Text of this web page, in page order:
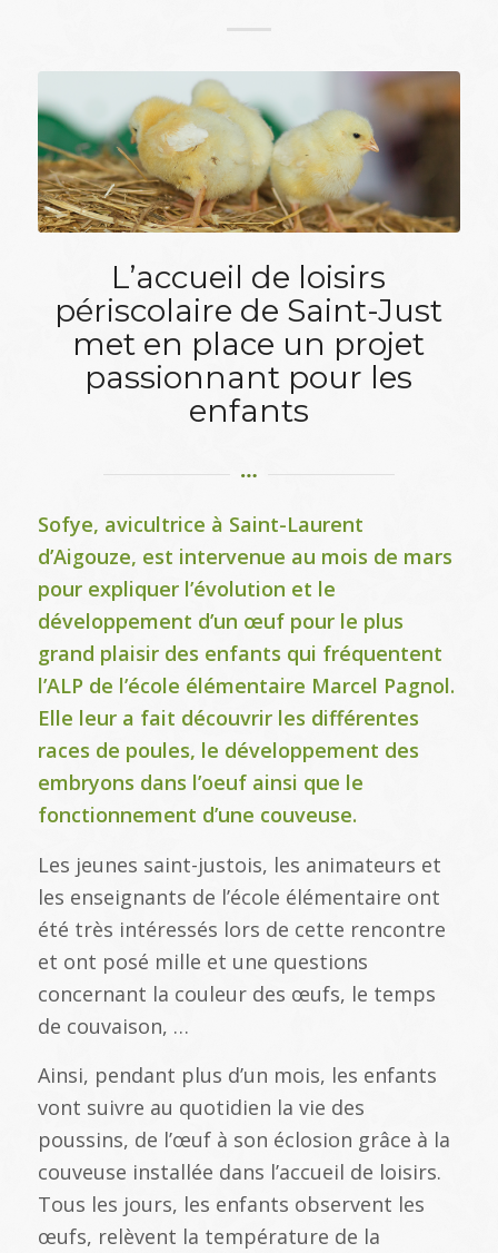
L’accueil de loisirs
périscolaire de Saint-Just
met en place un projet
passionnant pour les
enfants
Sofye, avicultrice à Saint-Laurent
d’Aigouze, est intervenue au mois de mars
pour expliquer l’évolution et le
développement d’un œuf pour le plus
grand plaisir des enfants qui fréquentent
l’ALP de l’école élémentaire Marcel Pagnol.
Elle leur a fait découvrir les différentes
races de poules, le développement des
embryons dans l’oeuf ainsi que le
fonctionnement d’une couveuse.
Les jeunes saint-justois, les animateurs et
les enseignants de l’école élémentaire ont
été très intéressés lors de cette rencontre
et ont posé mille et une questions
concernant la couleur des œufs, le temps
de couvaison, …
Ainsi, pendant plus d’un mois, les enfants
vont suivre au quotidien la vie des
poussins, de l’œuf à son éclosion grâce à la
couveuse installée dans l’accueil de loisirs.
Tous les jours, les enfants observent les
œufs, relèvent la température de la